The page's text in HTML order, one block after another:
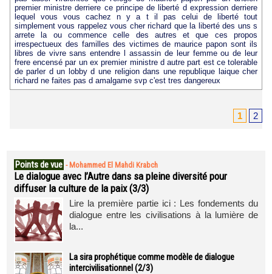
premier ministre derriere ce principe de liberté d expression derriere
lequel vous vous cachez n y a t il pas celui de liberté tout
simplement vous rappelez vous cher richard que la liberté des uns s
arrete la ou commence celle des autres et que ces propos
irrespectueux des familles des victimes de maurice papon sont ils
libres de vivre sans entendre l assassin de leur femme ou de leur
frere encensé par un ex premier ministre d autre part est ce tolerable
de parler d un lobby d une religion dans une republique laique cher
richard ne faites pas d amalgame svp c'est tres dangereux
1 2
Points de vue - Mohammed El Mahdi Krabch
Le dialogue avec l’Autre dans sa pleine diversité pour
diffuser la culture de la paix (3/3)
Lire la première partie ici : Les fondements du
dialogue entre les civilisations à la lumière de
la...
La sira prophétique comme modèle de dialogue
intercivilisationnel (2/3)